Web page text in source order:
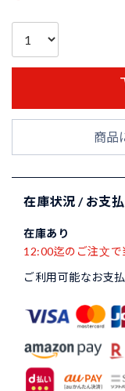
商品
在庫状況 / お支
在庫あり
12:00迄のご注文
ご利用可能なお支